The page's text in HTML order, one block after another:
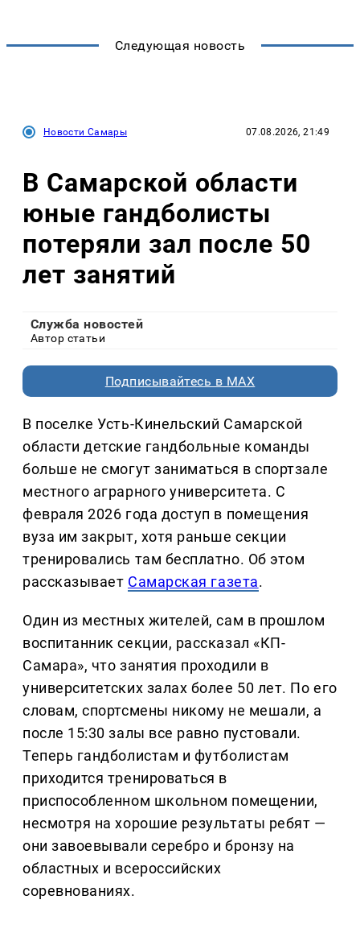
Следующая новость
Новости Самары 07.08.2026, 21:49
В Самарской области
юные гандболисты
потеряли зал после 50
лет занятий
Служба новостей
Автор статьи
Подписывайтесь в MAX
В поселке Усть-Кинельский Самарской
области детские гандбольные команды
больше не смогут заниматься в спортзале
местного аграрного университета. С
февраля 2026 года доступ в помещения
вуза им закрыт, хотя раньше секции
тренировались там бесплатно. Об этом
рассказывает Самарская газета.
Один из местных жителей, сам в прошлом
воспитанник секции, рассказал «КП-
Самара», что занятия проходили в
университетских залах более 50 лет. По его
словам, спортсмены никому не мешали, а
после 15:30 залы все равно пустовали.
Теперь гандболистам и футболистам
приходится тренироваться в
приспособленном школьном помещении,
несмотря на хорошие результаты ребят —
они завоевывали серебро и бронзу на
областных и всероссийских
соревнованиях.